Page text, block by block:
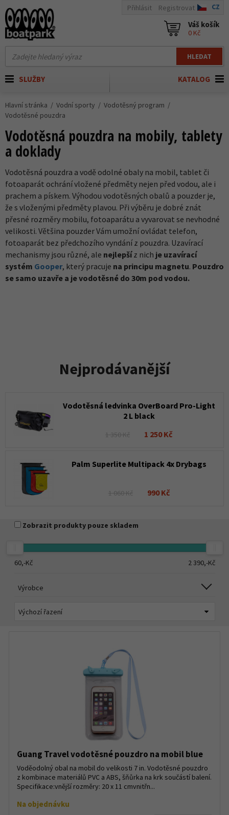
HLEDAT
Přihlásit Registrovat CZ
Váš košík
0 Kč
KATALOG
SLUŽBY
Hlavní stránka Vodní sporty
Vodotěsný program
Vodotěsné pouzdra
Vodotěsná pouzdra na mobily, tablety
a doklady
Vodotěsná pouzdra a vodě odolné obaly na mobil, tablet či
fotoaparát ochrání vložené předměty nejen před vodou, ale i
prachem a pískem. Výhodou vodotěsných obalů a pouzder je,
že s vloženými předměty plavou. Při výběru je dobré znát
přesné rozměry mobilu, fotoaparátu a vyvarovat se nevhodné
velikosti. Většina pouzder Vám umožní ovládat telefon,
fotoaparát bez předchozího vyndání z pouzdra. Uzavírací
mechanismy jsou různé, ale nejlepšíz nich je uzavírací
systém Gooper, který pracuje na principu magnetu. Pouzdro
se samo uzavře a je vodotěsné do 30m pod vodou.
Nejprodávanější
Vodotěsná ledvinka OverBoard Pro-Light
2 L black
1 350 Kč 1 250 Kč
Palm Superlite Multipack 4x Drybags
1 060 Kč 990 Kč
Zobrazit produkty pouze skladem
60,-Kč 2 390,-Kč
Výrobce
Guang Travel vodotěsné pouzdro na mobil blue
Voděodolný obal na mobil do velikosti 7 in. Vodotěsné pouzdro
z kombinace materiálů PVC a ABS, šňůrka na krk součástí balení.
Specifikace:vnější rozměry: 20 x 11 cmvnitřn...
Na objednávku